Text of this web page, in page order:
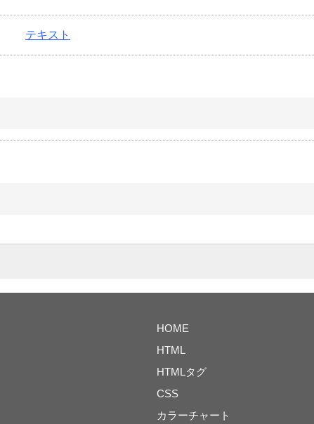
テキスト
HOME
HTML
HTMLタグ
CSS
カラーチャート